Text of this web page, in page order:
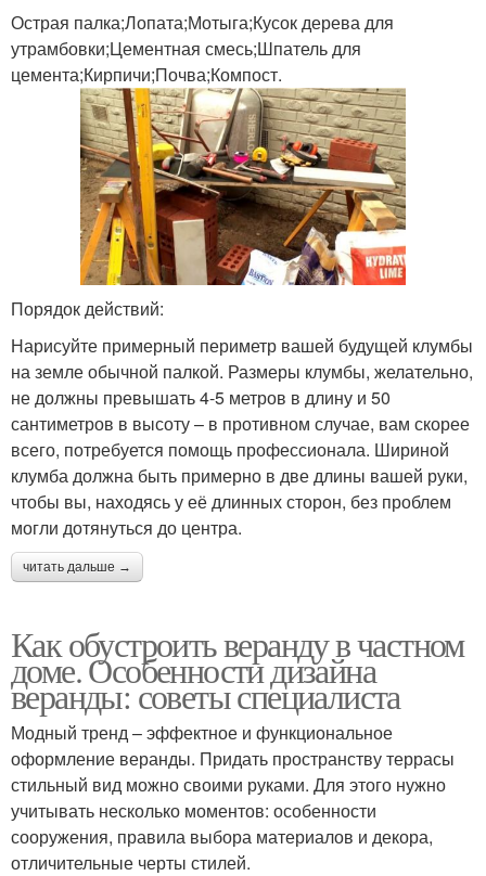
Острая палка;Лопата;Мотыга;Кусок дерева для
утрамбовки;Цементная смесь;Шпатель для
цемента;Кирпичи;Почва;Компост.
Порядок действий:
Нарисуйте примерный периметр вашей будущей клумбы
на земле обычной палкой. Размеры клумбы, желательно,
не должны превышать 4-5 метров в длину и 50
сантиметров в высоту – в противном случае, вам скорее
всего, потребуется помощь профессионала. Шириной
клумба должна быть примерно в две длины вашей руки,
чтобы вы, находясь у её длинных сторон, без проблем
могли дотянуться до центра.
читать дальше →
Как обустроить веранду в частном
доме. Особенности дизайна
веранды: советы специалиста
Модный тренд – эффектное и функциональное
оформление веранды. Придать пространству террасы
стильный вид можно своими руками. Для этого нужно
учитывать несколько моментов: особенности
сооружения, правила выбора материалов и декора,
отличительные черты стилей.